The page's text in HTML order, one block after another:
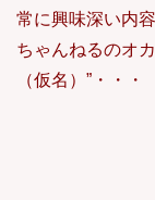
常に興味深い内
ちゃんねるのオ
（仮名）”・・・